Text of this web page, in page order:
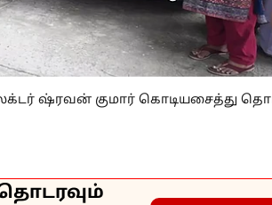
ஷ்ரவன் குமார் கொடியசைத்து